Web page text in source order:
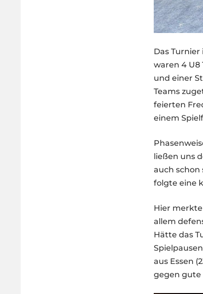
Das
waren 4 U8
und einer
Teams
feierten
einem
ließen uns
auch schon
folgte eine
Hier
allem
Hätte das
aus Essen
gegen gute